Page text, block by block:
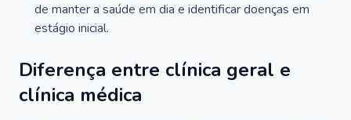
de manter a saúde em dia e identificar doenças em
estágio inicial.
Diferença entre clínica geral e
clínica médica